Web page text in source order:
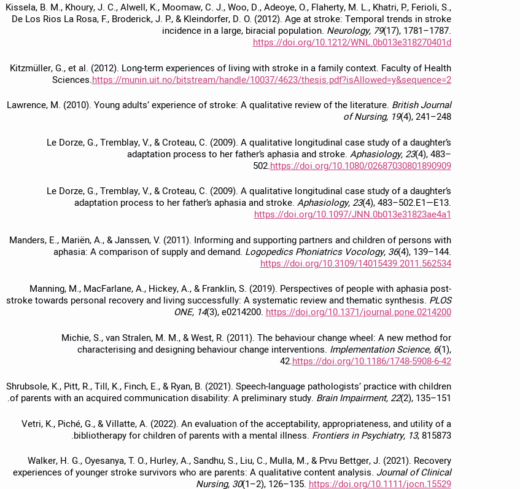
Kissela, B. M., Khoury, J. C., Alwell, K., Moomaw, C. J., Woo, D., Adeoye, O., Flaherty, M. L., Khatri, P., Ferioli, S.,
De Los Rios La Rosa, F., Broderick, J. P., & Kleindorfer, D. O. (2012). Age at stroke: Temporal trends in stroke
incidence in a large, biracial population. Neurology, 79(17), 1781–1787.
https://doi.org/10.1212/WNL.0b013e318270401d
Kitzmüller, G., et al. (2012). Long-term experiences of living with stroke in a family context. Faculty of Health
Sciences.https://munin.uit.no/bitstream/handle/10037/4623/thesis.pdf?isAllowed=y&sequence=2
Lawrence, M. (2010). Young adults’ experience of stroke: A qualitative review of the literature. British Journal
of Nursing, 19(4), 241–248
Le Dorze, G., Tremblay, V., & Croteau, C. (2009). A qualitative longitudinal case study of a daughter’s
adaptation process to her father’s aphasia and stroke. Aphasiology, 23(4), 483–
502.https://doi.org/10.1080/02687030801890909
Le Dorze, G., Tremblay, V., & Croteau, C. (2009). A qualitative longitudinal case study of a daughter’s
adaptation process to her father’s aphasia and stroke. Aphasiology, 23(4), 483–502.E1—E13.
https://doi.org/10.1097/JNN.0b013e31823ae4a1
Manders, E., Mariën, A., & Janssen, V. (2011). Informing and supporting partners and children of persons with
aphasia: A comparison of supply and demand. Logopedics Phoniatrics Vocology, 36(4), 139–144.
https://doi.org/10.3109/14015439.2011.562534
Manning, M., MacFarlane, A., Hickey, A., & Franklin, S. (2019). Perspectives of people with aphasia post-
stroke towards personal recovery and living successfully: A systematic review and thematic synthesis. PLOS
ONE, 14(3), e0214200. https://doi.org/10.1371/journal.pone.0214200
Michie, S., van Stralen, M. M., & West, R. (2011). The behaviour change wheel: A new method for
characterising and designing behaviour change interventions. Implementation Science, 6(1),
42.https://doi.org/10.1186/1748-5908-6-42
Shrubsole, K., Pitt, R., Till, K., Finch, E., & Ryan, B. (2021). Speech-language pathologists’ practice with children
of parents with an acquired communication disability: A preliminary study. Brain Impairment, 22(2), 135–151.
Vetri, K., Piché, G., & Villatte, A. (2022). An evaluation of the acceptability, appropriateness, and utility of a
bibliotherapy for children of parents with a mental illness. Frontiers in Psychiatry, 13, 815873.
Walker, H. G., Oyesanya, T. O., Hurley, A., Sandhu, S., Liu, C., Mulla, M., & Prvu Bettger, J. (2021). Recovery
experiences of younger stroke survivors who are parents: A qualitative content analysis. Journal of Clinical
Nursing, 30(1–2), 126–135. https://doi.org/10.1111/jocn.15529